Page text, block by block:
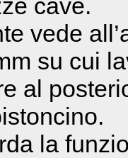
cave.
vede
su cui
al
la